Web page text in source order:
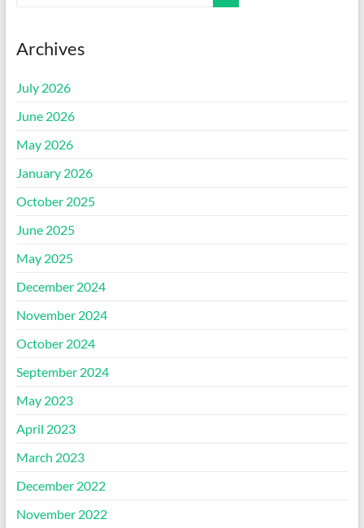
Archives
July 2026
June 2026
May 2026
January 2026
October 2025
June 2025
May 2025
December 2024
November 2024
October 2024
September 2024
May 2023
April 2023
March 2023
December 2022
November 2022